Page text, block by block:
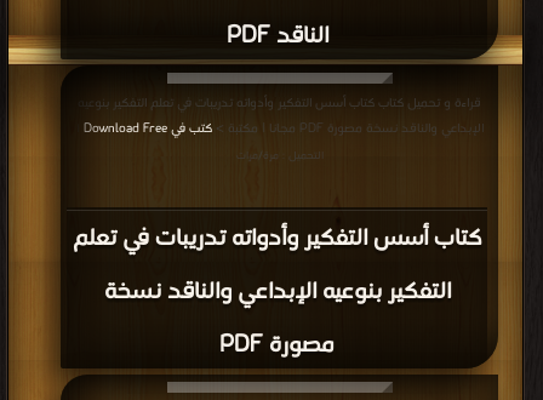
الناقد PDF
كتاب أسس التفكير وأدواته تدريبات في تعلم
التفكير بنوعيه الإبداعي والناقد نسخة
مصورة PDF
قراءة و تحميل كتاب كتاب أسس التفكير وأدواته تدريبات في تعلم التفكير بنوعيه
الإبداعي والناقد نسخة مصورة PDF مجانا | مكتبة >
كتب في Download Free
التحميل : مرة/مرات